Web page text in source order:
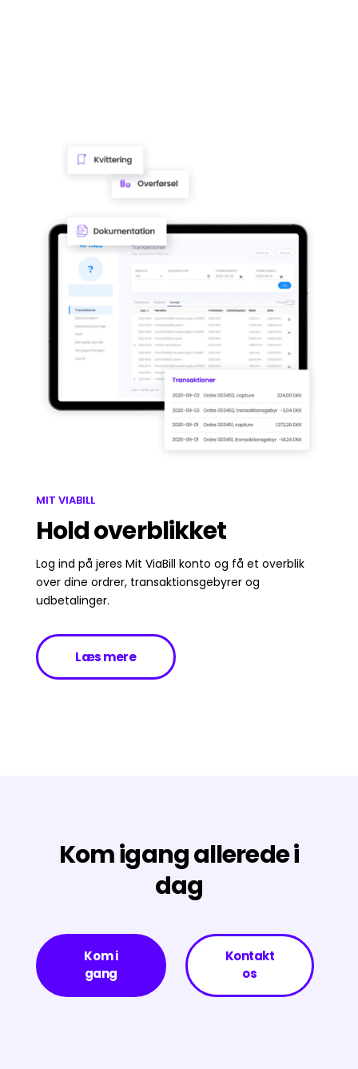
MIT VIABILL
Hold overblikket
Log ind på jeres Mit ViaBill konto og få et overblik
over dine ordrer, transaktionsgebyrer og
udbetalinger.
Læs mere
Kom igang allerede i
dag
Kom i
gang
Kontakt
os